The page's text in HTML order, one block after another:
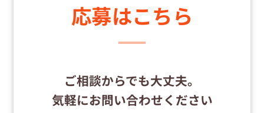
応募はこちら
ご相談からでも大丈夫。
気軽にお問い合わせください